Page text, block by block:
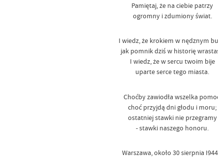
Pamiętaj, że na ciebie patrzy
ogromny i zdumiony świat.
I wiedz, że krokiem w nędznym
jak pomnik dziś w historię
I wiedz, że w sercu twoim bije
uparte serce tego miasta.
Choćby zawiodła wszelka
choć przyjdą dni głodu i moru;
ostatniej stawki nie przegramy
- stawki naszego honoru.
Warszawa, około 30 sierpnia